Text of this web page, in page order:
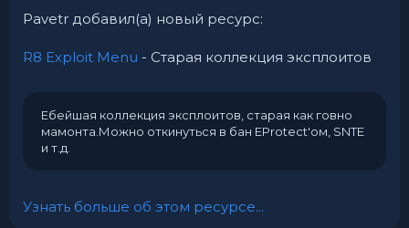
Pavetr добавил(а) новый ресурс:
R8 Exploit Menu - Старая коллекция эксплоитов
Ебейшая коллекция эксплоитов, старая как говно
мамонта.Можно откинуться в бан EProtect'ом, SNTE
и т.д.
Узнать больше об этом ресурсе...